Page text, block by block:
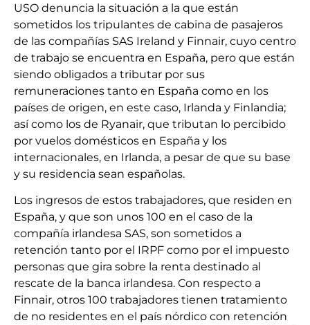
USO denuncia la situación a la que están
sometidos los tripulantes de cabina de pasajeros
de las compañías SAS Ireland y Finnair, cuyo centro
de trabajo se encuentra en España, pero que están
siendo obligados a tributar por sus
remuneraciones tanto en España como en los
países de origen, en este caso, Irlanda y Finlandia;
así como los de Ryanair, que tributan lo percibido
por vuelos domésticos en España y los
internacionales, en Irlanda, a pesar de que su base
y su residencia sean españolas.
Los ingresos de estos trabajadores, que residen en
España, y que son unos 100 en el caso de la
compañía irlandesa SAS, son sometidos a
retención tanto por el IRPF como por el impuesto
personas que gira sobre la renta destinado al
rescate de la banca irlandesa. Con respecto a
Finnair, otros 100 trabajadores tienen tratamiento
de no residentes en el país nórdico con retención